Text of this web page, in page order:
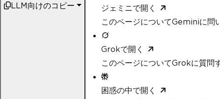
LLM向けのコピー
ジェミニで開く
このページについてGeminiに問
Grokで開く
このページについてGrokに質問
困惑の中で開く